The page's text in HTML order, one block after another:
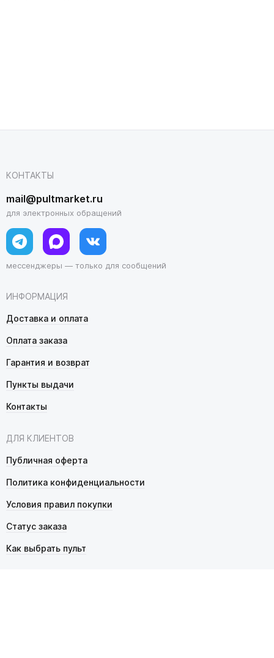
ИНФОРМАЦИЯ
Доставка и оплата
Оплата заказа
Гарантия и возврат
Пункты выдачи
Контакты
ДЛЯ КЛИЕНТОВ
Публичная оферта
Политика конфиденциальности
Условия правил покупки
Статус заказа
Как выбрать пульт
КОНТАКТЫ
mail@pultmarket.ru
для электронных обращений
мессенджеры — только для сообщений